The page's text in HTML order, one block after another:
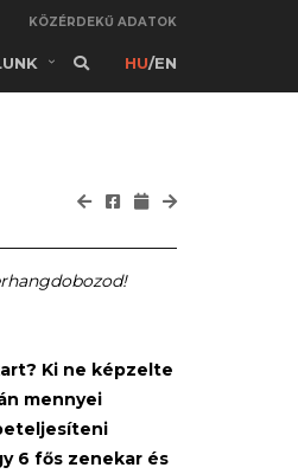
KÖZÉRDEKŰ ADATOK
HU/EN
Ki ne képzelte
mennyei
6 fős zenekar és